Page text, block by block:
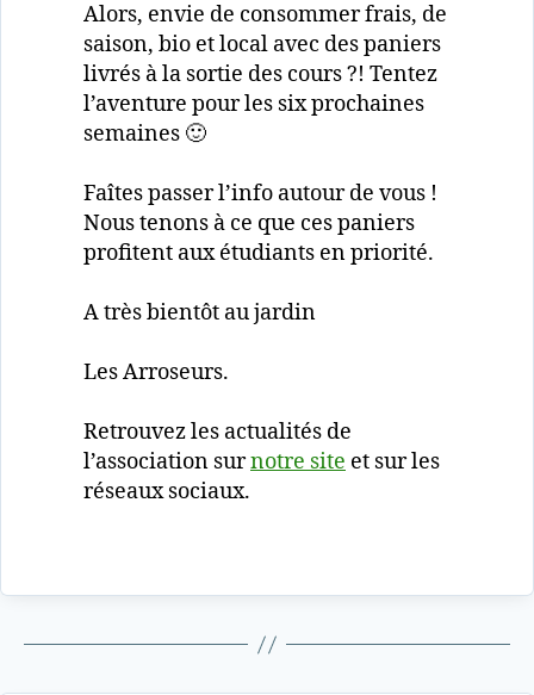
Alors, envie de consommer frais, de
saison, bio et local avec des paniers
livrés à la sortie des cours ?! Tentez
l’aventure pour les six prochaines
semaines 🙂
Faîtes passer l’info autour de vous !
Nous tenons à ce que ces paniers
profitent aux étudiants en priorité.
A très bientôt au jardin
Les Arroseurs.
Retrouvez les actualités de
l’association surnotre site et sur les
réseaux sociaux.